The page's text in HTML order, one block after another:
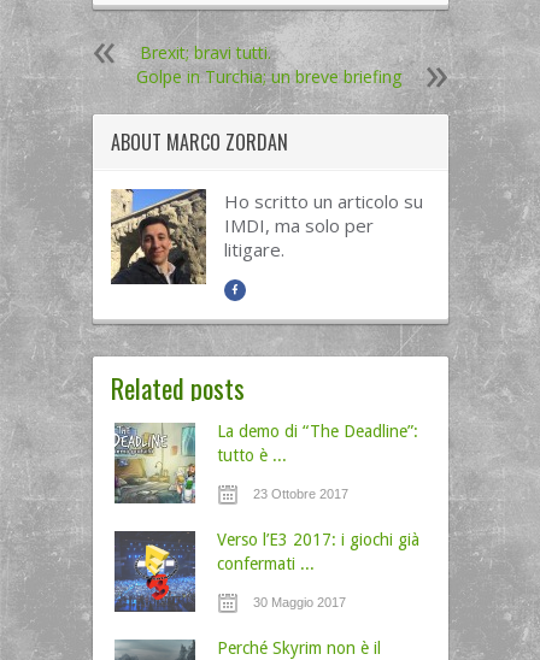
Brexit; bravi tutti.
Golpe in Turchia; un breve briefing
ABOUT MARCO ZORDAN
Ho scritto un articolo su
IMDI, ma solo per
litigare.
Related posts
La demo di “The Deadline”:
tutto è ...
23 Ottobre 2017
Verso l’E3 2017: i giochi già
confermati ...
30 Maggio 2017
Perché Skyrim non è il